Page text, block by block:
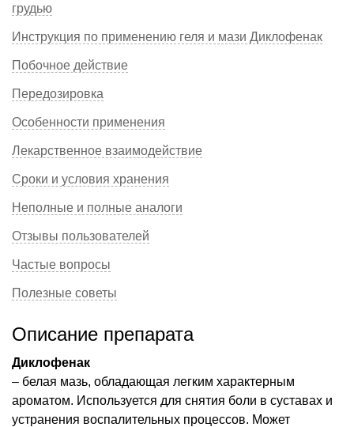
грудью
Инструкция по применению геля и мази Диклофенак
Побочное действие
Передозировка
Особенности применения
Лекарственное взаимодействие
Сроки и условия хранения
Неполные и полные аналоги
Отзывы пользователей
Частые вопросы
Полезные советы
Описание препарата
Диклофенак
– белая мазь, обладающая легким характерным
ароматом. Используется для снятия боли в суставах и
устранения воспалительных процессов. Может